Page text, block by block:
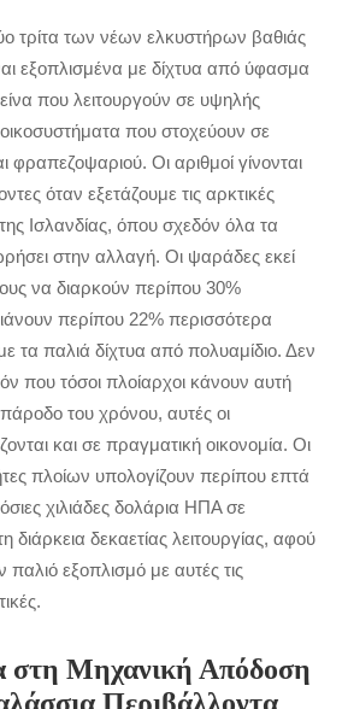
τρίτα των νέων ελκυστήρων βαθιάς
εξοπλισμένα με δίχτυα από ύφασμα
που λειτουργούν σε υψηλής
οικοσυστήματα που στοχεύουν σε
φραπεζοψαριού. Οι αριθμοί γίνονται
όταν εξετάζουμε τις αρκτικές
της Ισλανδίας, όπου σχεδόν όλα τα
στην αλλαγή. Οι ψαράδες εκεί
να διαρκούν περίπου 30%
περίπου 22% περισσότερα
τα παλιά δίχτυα από πολυαμίδιο. Δεν
που τόσοι πλοίαρχοι κάνουν αυτή
του χρόνου, αυτές οι
και σε πραγματική οικονομία. Οι
πλοίων υπολογίζουν περίπου επτά
χιλιάδες δολάρια ΗΠΑ σε
διάρκεια δεκαετίας λειτουργίας, αφού
παλιό εξοπλισμό με αυτές τις
στη Μηχανική Απόδοση